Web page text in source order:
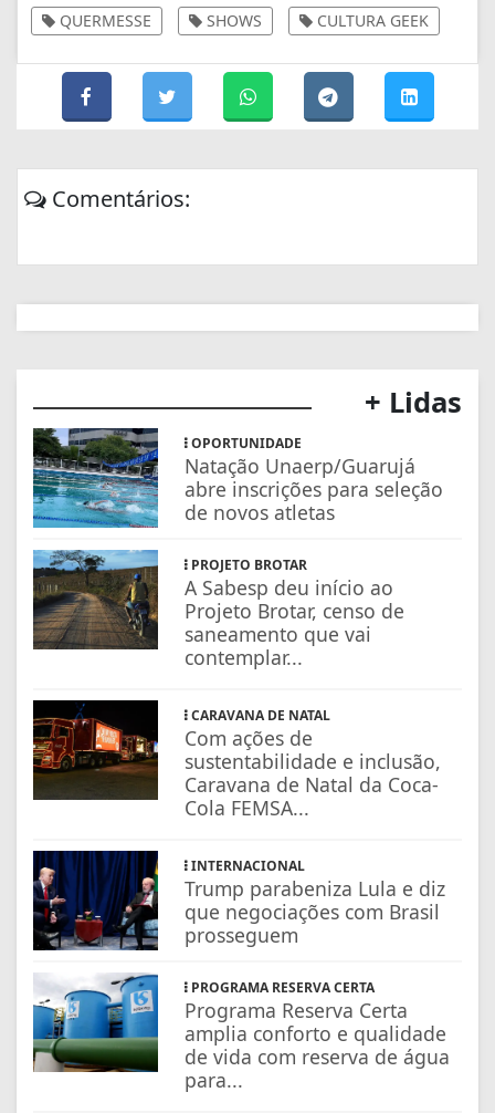
QUERMESSE SHOWS CULTURA GEEK
Comentários:
+ Lidas
OPORTUNIDADE
Natação Unaerp/Guarujá
abre inscrições para seleção
de novos atletas
PROJETO BROTAR
A Sabesp deu início ao
Projeto Brotar, censo de
saneamento que vai
contemplar...
CARAVANA DE NATAL
Com ações de
sustentabilidade e inclusão,
Caravana de Natal da Coca-
Cola FEMSA...
INTERNACIONAL
Trump parabeniza Lula e diz
que negociações com Brasil
prosseguem
PROGRAMA RESERVA CERTA
Programa Reserva Certa
amplia conforto e qualidade
de vida com reserva de água
para...